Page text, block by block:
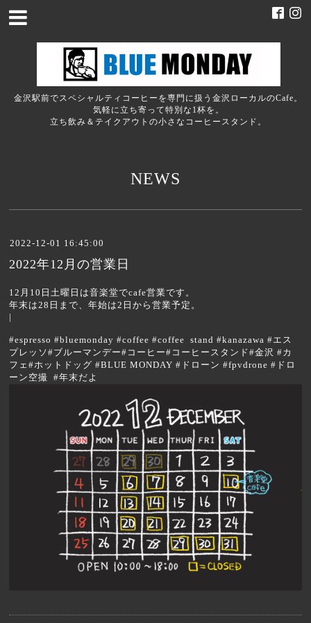
金沢駅前でスペシャルティコーヒーを専門に扱う金沢ローカルのCafe。
気軽に立ち寄って特別な1杯を。
立ち飲み＆テイクアウトの小さなコーヒースタンド。
NEWS
2022-12-01 16:45:00
2022年12月の営業日
12月10日土曜日は音楽堂でcafe営業です。
年末は28日まで、年始は2日から営業予定。
|
#espresso #bluemonday #coffee #coffee stand #kanazawa #エス
プレッソ#ブルーマンデー#コーヒー#コーヒースタンド#金沢 #カ
フェ#ホットドッグ #BLUE MONDAY #ドローン #fpvdrone #ドロ
ーン空撮 #年末だよ